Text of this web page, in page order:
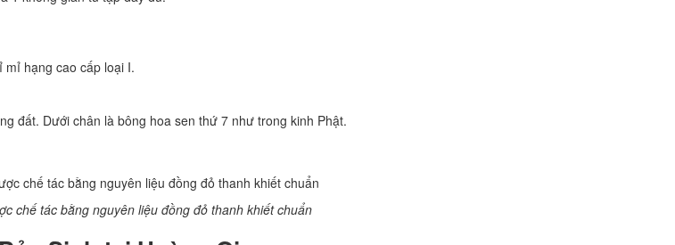
hạng cao cấp loại I.
đất. Dưới chân là bông hoa sen thứ 7 như trong kinh Phật.
chế tác bằng nguyên liệu đồng đỏ thanh khiết chuẩn